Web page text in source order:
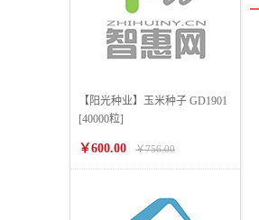
【阳光种业】玉米种子 GD1901
[40000粒]
￥600.00 ￥756.00